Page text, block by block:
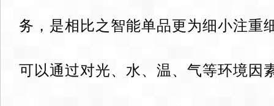
务，是相比之智能单品更为细小注重
可以通过对光、水、温、气等环境因